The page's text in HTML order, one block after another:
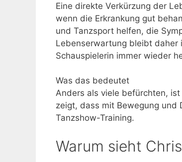
Eine direkte Verkürzung der
wenn die Erkrankung gut
und Tanzsport helfen, die
Lebenserwartung bleibt daher
Schauspielerin immer wieder
Was das bedeutet
Anders als viele befürchten,
zeigt, dass mit Bewegung und
Tanzshow-Training.
Warum sieht